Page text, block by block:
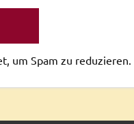
um Spam zu reduzieren.